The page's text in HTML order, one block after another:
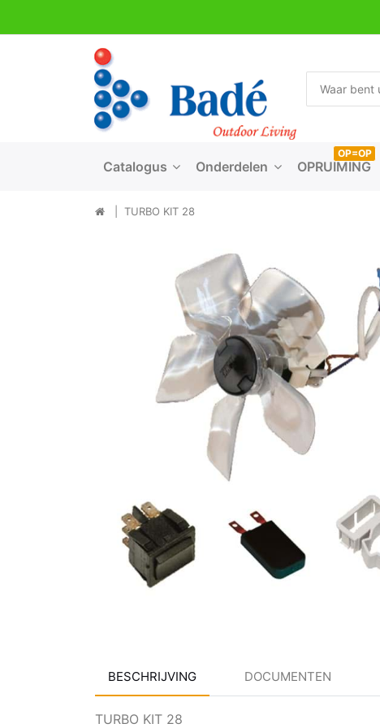
Catalogus Onderdelen OPRUIMING
OP=OP
TURBO KIT 28
BESCHRIJVING DOCUMENTEN
TURBO KIT 28